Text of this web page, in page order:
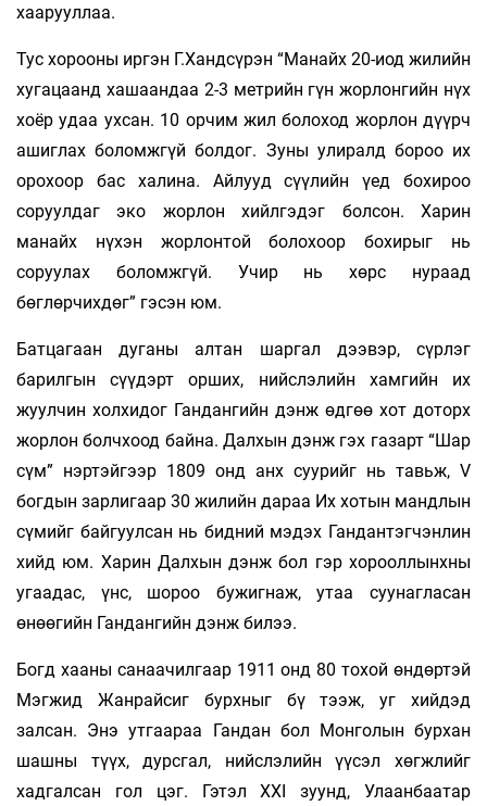
хаарууллаа.
Тус хорооны иргэн Г.Хандсүрэн “Манайх 20-иод жилийн
хугацаанд хашаандаа 2-3 метрийн гүн жорлонгийн нүх
хоёр удаа ухсан. 10 орчим жил болоход жорлон дүүрч
ашиглах боломжгүй болдог. Зуны улиралд бороо их
орохоор бас халина. Айлууд сүүлийн үед бохироо
соруулдаг эко жорлон хийлгэдэг болсон. Харин
манайх нүхэн жорлонтой болохоор бохирыг нь
соруулах боломжгүй. Учир нь хөрс нураад
бөглөрчихдөг” гэсэн юм.
Батцагаан дуганы алтан шаргал дээвэр, сүрлэг
барилгын сүүдэрт орших, нийслэлийн хамгийн их
жуулчин холхидог Гандангийн дэнж өдгөө хот доторх
жорлон болчхоод байна. Далхын дэнж гэх газарт “Шар
сүм” нэртэйгээр 1809 онд анх суурийг нь тавьж, V
богдын зарлигаар 30 жилийн дараа Их хотын мандлын
сүмийг байгуулсан нь бидний мэдэх Гандантэгчэнлин
хийд юм. Харин Далхын дэнж бол гэр хорооллынхны
угаадас, үнс, шороо бужигнаж, утаа суунагласан
өнөөгийн Гандангийн дэнж билээ.
Богд хааны санаачилгаар 1911 онд 80 тохой өндөртэй
Мэгжид Жанрайсиг бурхныг бү­ тээж, уг хийдэд
залсан. Энэ утгаараа Гандан бол Монголын бурхан
шашны түүх, дурсгал, нийслэлийн үүсэл хөгжлийг
хадгалсан гол цэг. Гэтэл XXI зуунд, Улаанбаатар